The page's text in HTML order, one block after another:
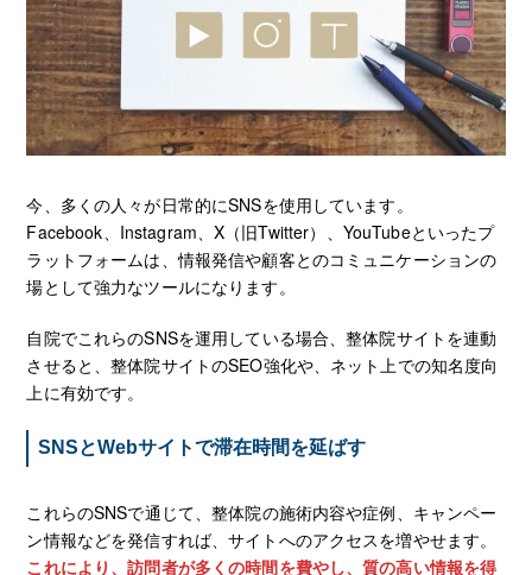
今、多くの人々が日常的にSNSを使用しています。
Facebook、Instagram、X（旧Twitter）、YouTubeといったプ
ラットフォームは、情報発信や顧客とのコミュニケーションの
場として強力なツールになります。
自院でこれらのSNSを運用している場合、整体院サイトを連動
させると、整体院サイトのSEO強化や、ネット上での知名度向
上に有効です。
SNSとWebサイトで滞在時間を延ばす
これらのSNSで通じて、整体院の施術内容や症例、キャンペー
ン情報などを発信すれば、サイトへのアクセスを増やせます。
これにより、訪問者が多くの時間を費やし、質の高い情報を得